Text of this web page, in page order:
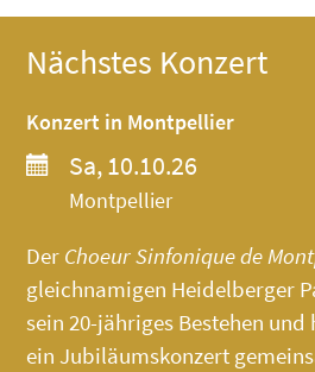
Nächstes Konzert
Konzert in Montpellier
Sa, 10.10.26
Montpellier
Der Choeur Sinfonique de
gleichnamigen Heidelberger
sein 20-jähriges Bestehen
ein Jubiläumskonzert